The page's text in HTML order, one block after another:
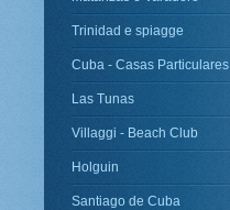
Trinidad e spiagge
Cuba - Casas Particulares
Las Tunas
Villaggi - Beach Club
Holguin
Santiago de Cuba